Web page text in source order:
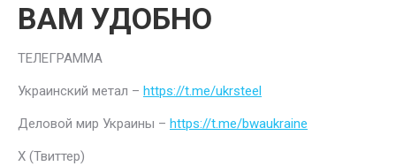
ВАМ УДОБНО
ТЕЛЕГРАММА
Украинский метал – https://t.me/ukrsteel
Деловой мир Украины – https://t.me/bwaukraine
Х (Твиттер)